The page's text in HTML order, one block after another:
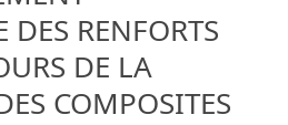
DES RENFORTS
DE LA
COMPOSITES